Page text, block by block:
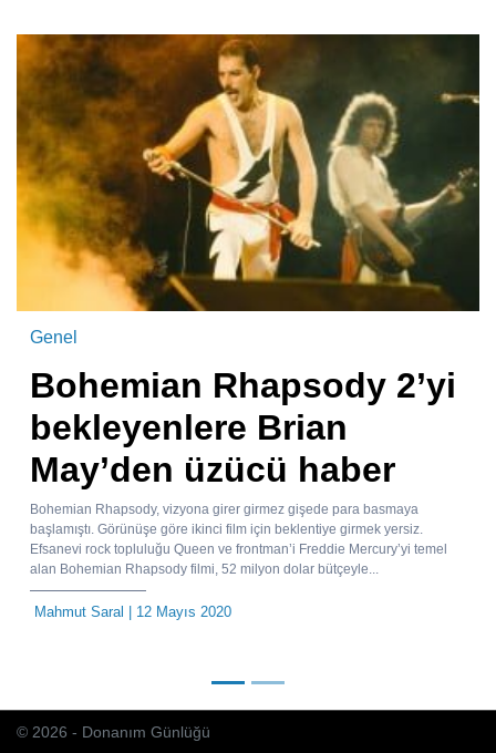
Genel
Bohemian Rhapsody 2’yi
bekleyenlere Brian
May’den üzücü haber
Bohemian Rhapsody, vizyona girer girmez gişede para basmaya
başlamıştı. Görünüşe göre ikinci film için beklentiye girmek yersiz.
Efsanevi rock topluluğu Queen ve frontman’i Freddie Mercury’yi temel
alan Bohemian Rhapsody filmi, 52 milyon dolar bütçeyle...
Mahmut Saral | 12 Mayıs 2020
© 2026 - Donanım Günlüğü